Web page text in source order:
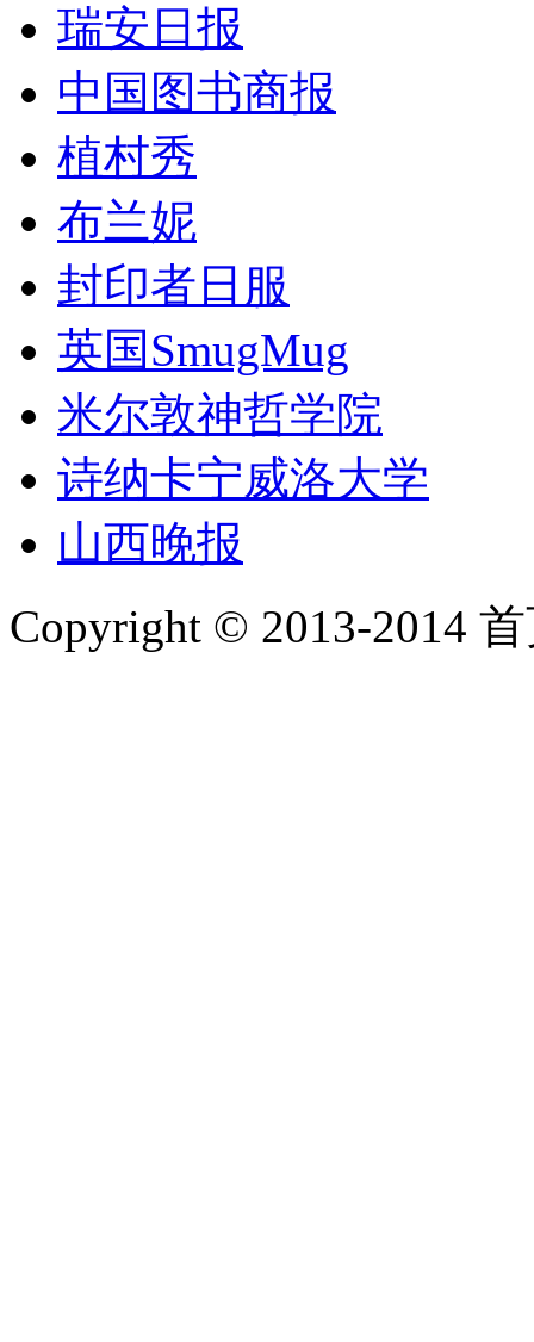
瑞安日报
中国图书商报
植村秀
布兰妮
封印者日服
英国SmugMug
米尔敦神哲学院
诗纳卡宁威洛大学
山西晚报
Copyright © 2013-2014